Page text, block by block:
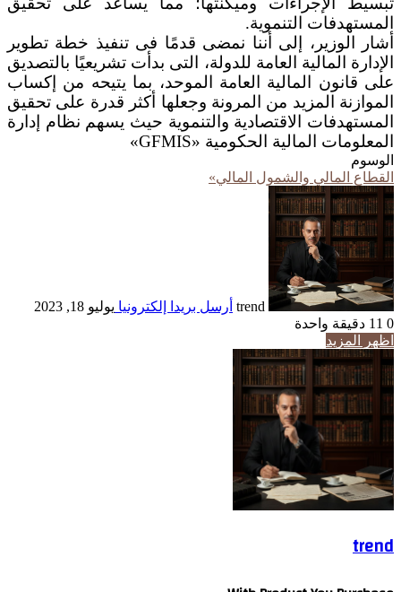
المستهدفات التنموية.
أشار الوزير، إلى أننا نمضى قدمًا فى تنفيذ خطة تطوير
الإدارة المالية العامة للدولة، التى بدأت تشريعيًا بالتصديق
على قانون المالية العامة الموحد، بما يتيحه من إكساب
الموازنة المزيد من المرونة وجعلها أكثر قدرة على تحقيق
المستهدفات الاقتصادية والتنموية حيث يسهم نظام إدارة
المعلومات المالية الحكومية «GFMIS»
الوسوم
القطاع المالي والشمول المالي»
trend أرسل بريدا إلكترونيا يوليو 18, 2023
0
دقيقة واحدة
اظهر المزيد
trend